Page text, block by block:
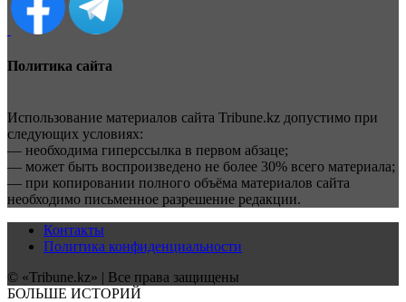
Политика сайта
Использование материалов сайта Tribune.kz допустимо при
следующих условиях:
— необходима гиперссылка в первом абзаце;
— может быть воспроизведено не более 30% всего материала;
— при копировании полного объёма материалов сайта
необходимо письменное разрешение редакции.
Контакты
Политика конфиденциальности
© «Tribune.kz» | Все права защищены
БОЛЬШЕ ИСТОРИЙ